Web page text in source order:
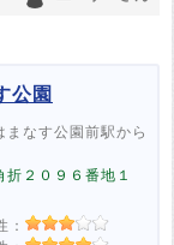
公園
まなす公園前駅から
２０９６番地１
：